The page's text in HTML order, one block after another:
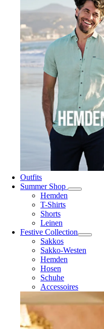
Outfits
Summer Shop
Hemden
T-Shirts
Shorts
Leinen
Festive Collection
Sakkos
Sakko-Westen
Hemden
Hosen
Schuhe
Accessoires